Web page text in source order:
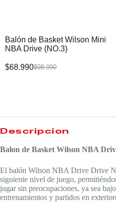
Balón de Basket Wilson Mini
NBA Drive (NO.3)
$98.990
$68.990
Descripción
Balon de Basket Wilson NBA
El balón Wilson NBA Drive Drive
siguiente nivel de juego,
jugar sin preocupaciones, ya sea
entrenamientos y partidos en